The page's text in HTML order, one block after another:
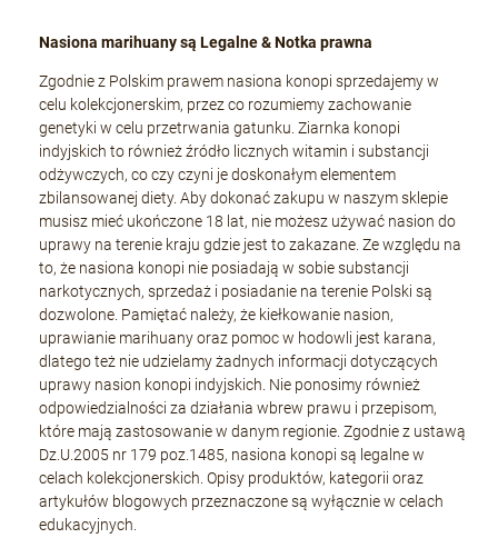
Nasiona marihuany są Legalne & Notka prawna
Zgodnie z Polskim prawem nasiona konopi sprzedajemy w
celu kolekcjonerskim, przez co rozumiemy zachowanie
genetyki w celu przetrwania gatunku. Ziarnka konopi
indyjskich to również źródło licznych witamin i substancji
odżywczych, co czy czyni je doskonałym elementem
zbilansowanej diety. Aby dokonać zakupu w naszym sklepie
musisz mieć ukończone 18 lat, nie możesz używać nasion do
uprawy na terenie kraju gdzie jest to zakazane. Ze względu na
to, że nasiona konopi nie posiadają w sobie substancji
narkotycznych, sprzedaż i posiadanie na terenie Polski są
dozwolone. Pamiętać należy, że kiełkowanie nasion,
uprawianie marihuany oraz pomoc w hodowli jest karana,
dlatego też nie udzielamy żadnych informacji dotyczących
uprawy nasion konopi indyjskich. Nie ponosimy również
odpowiedzialności za działania wbrew prawu i przepisom,
które mają zastosowanie w danym regionie. Zgodnie z ustawą
Dz.U.2005 nr 179 poz.1485, nasiona konopi są legalne w
celach kolekcjonerskich. Opisy produktów, kategorii oraz
artykułów blogowych przeznaczone są wyłącznie w celach
edukacyjnych.